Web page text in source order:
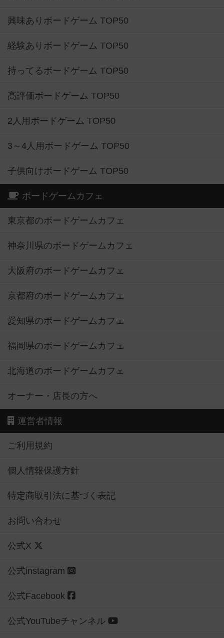
興味ありボードゲーム TOP50
経験ありボードゲーム TOP50
持ってるボードゲーム TOP50
高評価ボードゲーム TOP50
2人用ボードゲーム TOP50
3～4人用ボードゲーム TOP50
子供向けボードゲーム TOP50
ボードゲームカフェ
東京都のボードゲームカフェ
神奈川県のボードゲームカフェ
大阪府のボードゲームカフェ
京都府のボードゲームカフェ
愛知県のボードゲームカフェ
福岡県のボードゲームカフェ
北海道のボードゲームカフェ
オーナー・店長の方へ
運営者情報
ご利用規約
個人情報保護方針
特定商取引法に基づく表記
お問い合わせ
公式X
公式instagram
公式Facebook
公式YouTubeチャンネル